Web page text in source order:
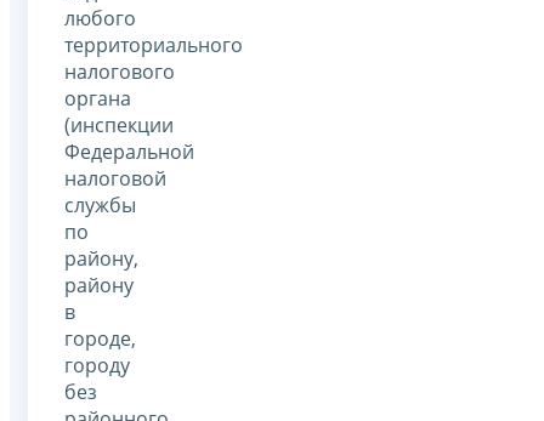
любого
территориального
налогового
органа
(инспекции
Федеральной
налоговой
службы
по
району,
району
в
городе,
городу
без